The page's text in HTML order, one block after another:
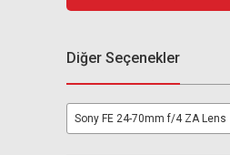
Diğer Seçenekler
Sony FE 24-70mm f/4 ZA Lens